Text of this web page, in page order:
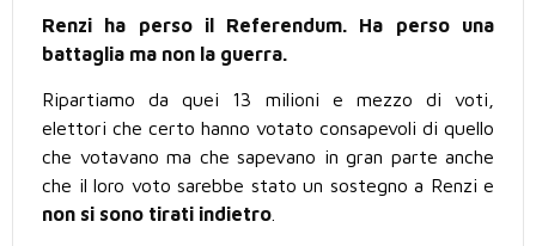
Renzi ha perso il Referendum. Ha perso una
battaglia ma non la guerra.
Ripartiamo da quei 13 milioni e mezzo di voti,
elettori che certo hanno votato consapevoli di quello
che votavano ma che sapevano in gran parte anche
che il loro voto sarebbe stato un sostegno a Renzi e
non si sono tirati indietro